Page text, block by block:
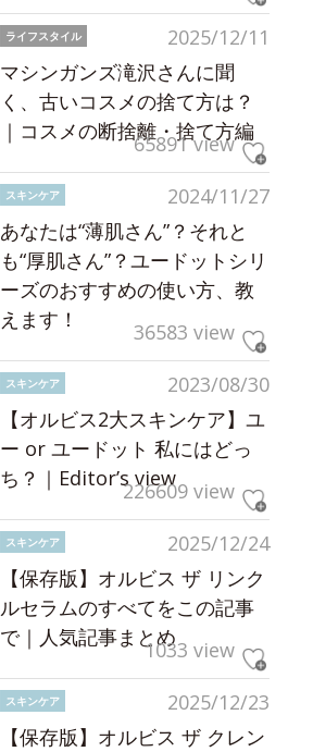
2025/12/11
ライフスタイル
マシンガンズ滝沢さんに聞
く、古いコスメの捨て方は？
｜コスメの断捨離・捨て方編
65891 view
2024/11/27
スキンケア
あなたは“薄肌さん”？それと
も“厚肌さん”？ユードットシリ
ーズのおすすめの使い方、教
えます！
36583 view
2023/08/30
スキンケア
【オルビス2大スキンケア】ユ
ー or ユードット 私にはどっ
ち？｜Editor’s view226609 view
2025/12/24
スキンケア
【保存版】オルビス ザ リンク
ルセラムのすべてをこの記事
で｜人気記事まとめ1033 view
2025/12/23
スキンケア
【保存版】オルビス ザ クレン